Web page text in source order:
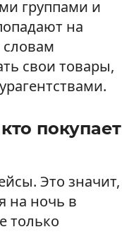
группами и
на
свои товары,
покупает
Это значит,
на ночь в
только